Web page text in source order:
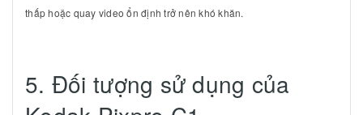
thấp hoặc quay video ổn định trở nên khó khăn.
5. Đối tượng sử dụng của